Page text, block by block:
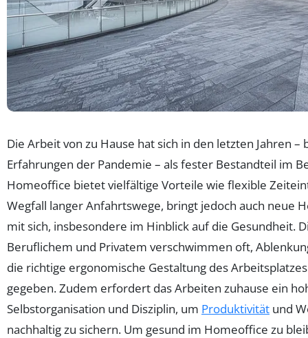
Die Arbeit von zu Hause hat sich in den letzten Jahren –
Erfahrungen der Pandemie – als fester Bestandteil im
Homeoffice bietet vielfältige Vorteile wie flexible
Wegfall langer Anfahrtswege, bringt jedoch auch neue
mit sich, insbesondere im Hinblick auf die Gesundheit.
Beruflichem und Privatem verschwimmen oft,
die richtige ergonomische Gestaltung des
gegeben. Zudem erfordert das Arbeiten zuhause ein
Selbstorganisation und Disziplin, um Produktivität und
nachhaltig zu sichern. Um gesund im Homeoffice zu